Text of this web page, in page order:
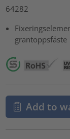
64282
grantoppsfäste
Add to